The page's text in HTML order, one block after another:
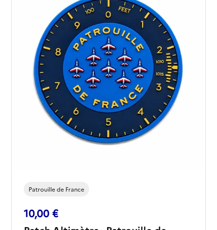
Patrouille de France
10,00 €